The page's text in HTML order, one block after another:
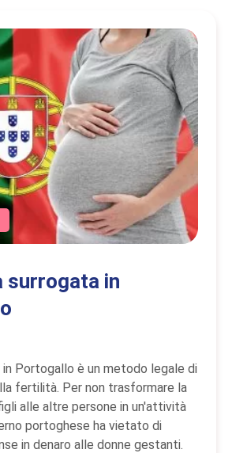
surrogata in
in Portogallo è un metodo legale di
fertilità. Per non trasformare la
alle altre persone in un'attività
portoghese ha vietato di
in denaro alle donne gestanti.